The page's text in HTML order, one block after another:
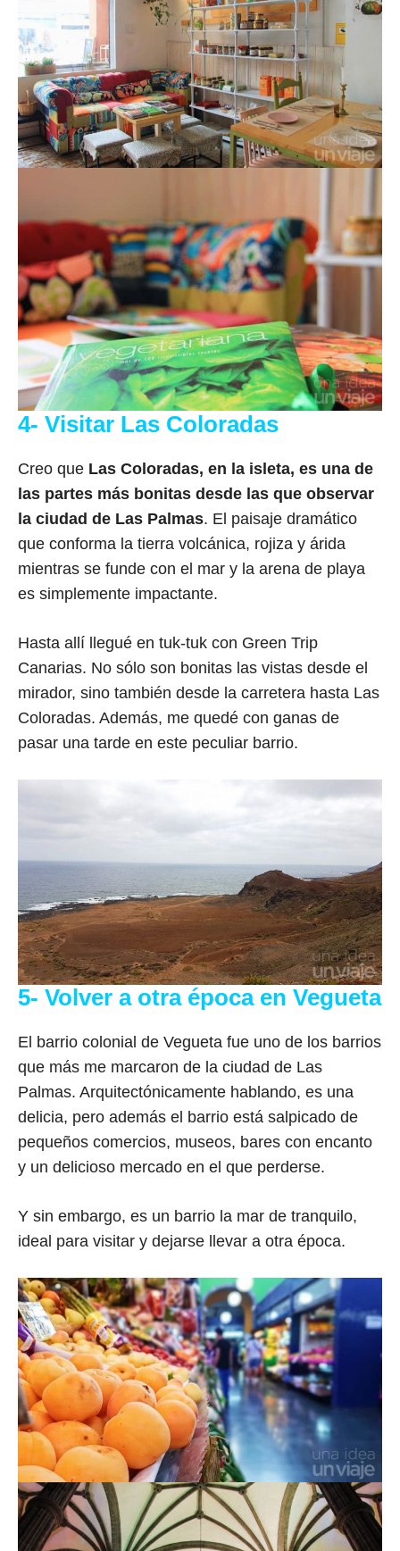
4- Visitar Las Coloradas
Creo que Las Coloradas, en la isleta, es una de
las partes más bonitas desde las que observar
la ciudad de Las Palmas. El paisaje dramático
que conforma la tierra volcánica, rojiza y árida
mientras se funde con el mar y la arena de playa
es simplemente impactante.
Hasta allí llegué en tuk-tuk con Green Trip
Canarias. No sólo son bonitas las vistas desde el
mirador, sino también desde la carretera hasta Las
Coloradas. Además, me quedé con ganas de
pasar una tarde en este peculiar barrio.
5- Volver a otra época en Vegueta
El barrio colonial de Vegueta fue uno de los barrios
que más me marcaron de la ciudad de Las
Palmas. Arquitectónicamente hablando, es una
delicia, pero además el barrio está salpicado de
pequeños comercios, museos, bares con encanto
y un delicioso mercado en el que perderse.
Y sin embargo, es un barrio la mar de tranquilo,
ideal para visitar y dejarse llevar a otra época.